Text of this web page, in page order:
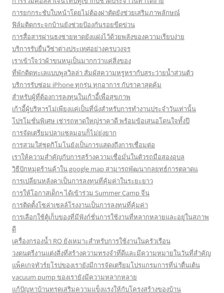
การยกกระชับใบหน้าโดยไม่ต้องผ่าตัดยังช่วยเสริมภาพลักษณ์
ฟิล์มติดกระจกบ้านยังช่วยป้องกันรอยขีดข่วน
การสื่อสารผ่านธงชายหาดยังแฝงไว้ด้วยพลังของความเรียบง่าย
บริการรับยื่นวีซ่าต่างประเทศอย่างครบวงจร
เราเข้าใจว่าผ้าขนหนูเป็นมากกว่าแค่สิ่งของ
ที่พักติดทะเลแบบพูลวิลล่า สัมผัสความหรูหรากับสระว่ายน้ำส่วนตัว
บริการรับซ่อม iPhone ทุกรุ่น ทุกอาการ กับราคาสุดคุ้ม
สำหรับผู้ที่ต้องการลงทุนในเก้าอี้เพื่อสุขภาพ
เก้าอี้ผู้บริหารไม่เพียงแค่เป็นที่นั่งสำหรับการทำงานประจำวันเท่านั้น
โปรโมชั่นพิเศษ เช่ารถหาดใหญ่ราคาดี พร้อมข้อเสนอโดนใจทั้งปี
การจัดเตรียมปลาแซลมอนก็ไม่ยุ่งยาก
การสวมใส่ชุดกิโมโนยังเป็นการแสดงถึงการเชื่อมต่อ
เราให้ความสำคัญกับการสร้างความเชื่อมั่นในตัวรถมือสองอุบล
วิธีปักหมุดร้านค้าใน google map สามารถพัฒนากลยุทธ์การตลาดแ
การเปลี่ยนหลังคาเป็นการลงทุนที่คุ้มค่าในระยะยาว
การให้โอกาสเด็กๆ ได้เข้าร่วม Summer Camp จีน
การติดตั้งโซล่าเซลล์โรงงานเป็นการลงทุนที่คุ้มค่า
การเลือกใช้ตู้เก็บของที่มีฟังก์ชั่นการใช้งานที่หลากหลายและอยู่ในสภาพ
ดี
เครื่องกรองน้ำ RO ยังเหมาะสำหรับการใช้งานในครัวเรือน
วงดนตรีงานแต่งสิ่งที่สร้างความทรงจำที่ดีและมีความหมายในวันที่สำคัญ
แพ็คเกจทัวร์ยุโรปของเรายังมีการจัดเตรียมโปรแกรมการที่น่าตื่นเต้น
vacuum pump ของเรายังมีความหลากหลาย
แก้ปัญหาบ้านทรุดเสริมความแข็งแรงให้กับโครงสร้างของบ้าน